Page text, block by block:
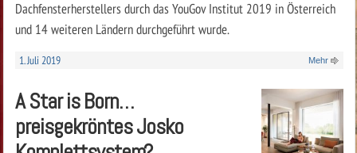
Dachfensterherstellers durch das YouGov Institut 2019 in Österreich
und 14 weiteren Ländern durchgeführt wurde.
1. Juli 2019 Mehr
A Star is Born…
preisgekröntes Josko